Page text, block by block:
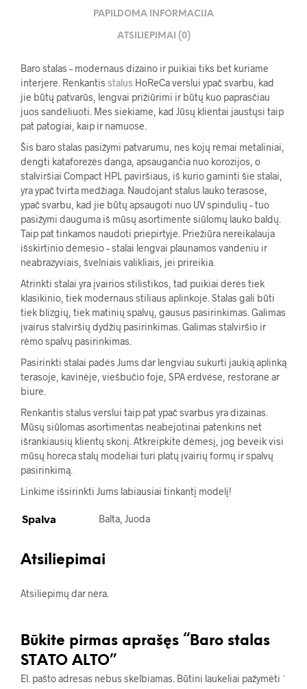
PAPILDOMA INFORMACIJA
ATSILIEPIMAI (0)
Baro stalas – modernaus dizaino ir puikiai tiks bet kuriame
interjere. Renkantis stalus HoReCa verslui ypač svarbu, kad
jie būtų patvarūs, lengvai prižiūrimi ir būtų kuo paprasčiau
juos sandėliuoti. Mes siekiame, kad Jūsų klientai jaustųsi taip
pat patogiai, kaip ir namuose.
Šis baro stalas pasižymi patvarumu, nes kojų rėmai metaliniai,
dengti kataforezės danga, apsaugančia nuo korozijos, o
stalviršiai Compact HPL paviršiaus, iš kurio gaminti šie stalai,
yra ypač tvirta medžiaga. Naudojant stalus lauko terasose,
ypač svarbu, kad jie būtų apsaugoti nuo UV spindulių – tuo
pasižymi dauguma iš mūsų asortimente siūlomų lauko baldų.
Taip pat tinkamos naudoti priepirtyje. Priežiūra nereikalauja
išskirtinio dėmesio – stalai lengvai plaunamos vandeniu ir
neabrazyviais, švelniais valikliais, jei prireikia.
Atrinkti stalai yra įvairios stilistikos, tad puikiai derės tiek
klasikinio, tiek modernaus stiliaus aplinkoje. Stalas gali būti
tiek blizgių, tiek matinių spalvų, gausus pasirinkimas. Galimas
įvairus stalviršių dydžių pasirinkimas. Galimas stalviršio ir
rėmo spalvų pasirinkimas.
Pasirinkti stalai padės Jums dar lengviau sukurti jaukią aplinką
terasoje, kavinėje, viešbučio foje, SPA erdvėse, restorane ar
biure.
Renkantis stalus verslui taip pat ypač svarbus yra dizainas.
Mūsų siūlomas asortimentas neabejotinai patenkins net
išrankiausių klientų skonį. Atkreipkite dėmesį, jog beveik visi
mūsų horeca stalų modeliai turi platų įvairių formų ir spalvų
pasirinkimą.
Linkime išsirinkti Jums labiausiai tinkantį modelį!
Spalva Balta, Juoda
Atsiliepimai
Atsiliepimų dar nėra.
Būkite pirmas aprašęs “Baro stalas
STATO ALTO”
El. pašto adresas nebus skelbiamas. Būtini laukeliai pažymėti *